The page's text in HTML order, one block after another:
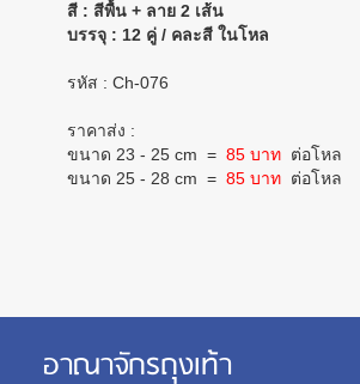
สี : สีพื้น + ลาย 2 เส้น
บรรจุ : 12 คู่ / คละสี ในโหล
รหัส : Ch-076
ราคาส่ง :
ขนาด 23 - 25 cm = 85 บาท ต่อโหล
ขนาด 25 - 28 cm = 85 บาท ต่อโหล
อาณาจักรถุงเท้า